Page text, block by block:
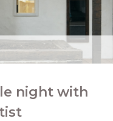
night with